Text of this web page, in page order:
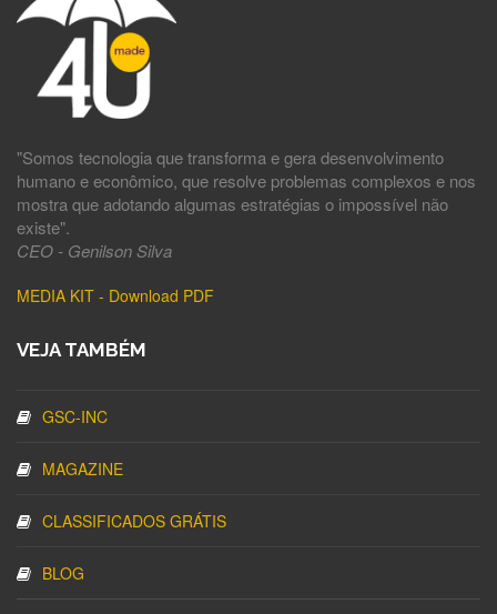
"Somos tecnologia que transforma e gera desenvolvimento
humano e econômico, que resolve problemas complexos e nos
mostra que adotando algumas estratégias o impossível não
existe".
CEO - Genilson Silva
MEDIA KIT - Download PDF
VEJA TAMBÉM
GSC-INC
MAGAZINE
CLASSIFICADOS GRÁTIS
BLOG